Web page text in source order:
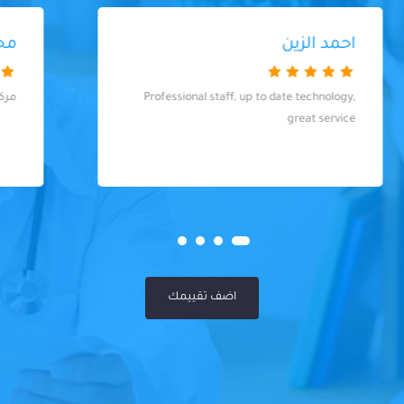
محسن فوزي
مركز روعه وبالذات الدكتوره روان الطب الاسنان
اضف تقييمك